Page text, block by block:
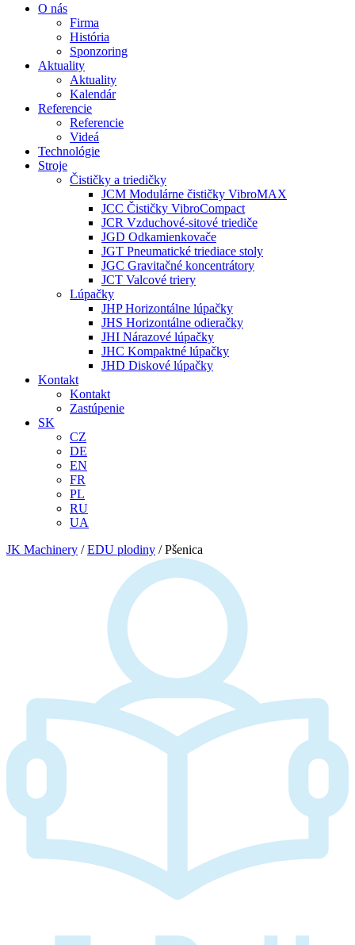
O nás
Firma
História
Sponzoring
Aktuality
Aktuality
Kalendár
Referencie
Referencie
Videá
Technológie
Stroje
Čističky a triedičky
JCM Modulárne čističky VibroMAX
JCC Čističky VibroCompact
JCR Vzduchové-sitové triediče
JGD Odkamienkovače
JGT Pneumatické triediace stoly
JGC Gravitačné koncentrátory
JCT Valcové triery
Lúpačky
JHP Horizontálne lúpačky
JHS Horizontálne odieračky
JHI Nárazové lúpačky
JHC Kompaktné lúpačky
JHD Diskové lúpačky
Kontakt
Kontakt
Zastúpenie
SK
CZ
DE
EN
FR
PL
RU
UA
JK Machinery /EDU plodiny /Pšenica